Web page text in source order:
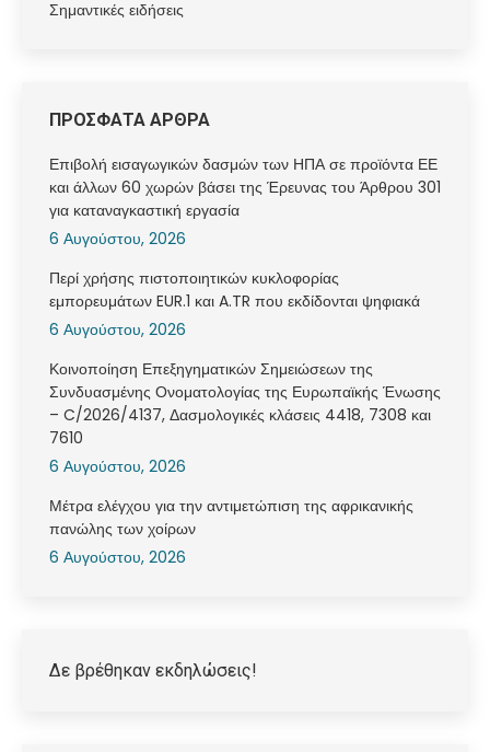
Σημαντικές ειδήσεις
ΠΡΟΣΦΑΤΑ ΑΡΘΡΑ
Επιβολή εισαγωγικών δασμών των ΗΠΑ σε προϊόντα ΕΕ
και άλλων 60 χωρών βάσει της Έρευνας του Άρθρου 301
για καταναγκαστική εργασία
6 Αυγούστου, 2026
Περί χρήσης πιστοποιητικών κυκλοφορίας
εμπορευμάτων EUR.1 και A.TR που εκδίδονται ψηφιακά
6 Αυγούστου, 2026
Κοινοποίηση Επεξηγηματικών Σημειώσεων της
Συνδυασμένης Ονοματολογίας της Ευρωπαϊκής Ένωσης
– C/2026/4137, Δασμολογικές κλάσεις 4418, 7308 και
7610
6 Αυγούστου, 2026
Μέτρα ελέγχου για την αντιμετώπιση της αφρικανικής
πανώλης των χοίρων
6 Αυγούστου, 2026
Δε βρέθηκαν εκδηλώσεις!